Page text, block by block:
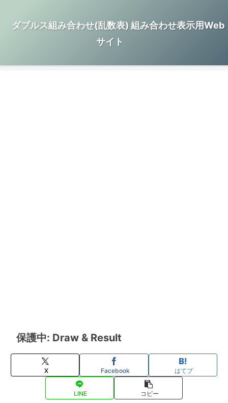
ダブルス組み合わせ(乱数表) 組み合わせ表示用Web
サイト
保護中: Draw & Result
X Facebook はてブ
LINE コピー